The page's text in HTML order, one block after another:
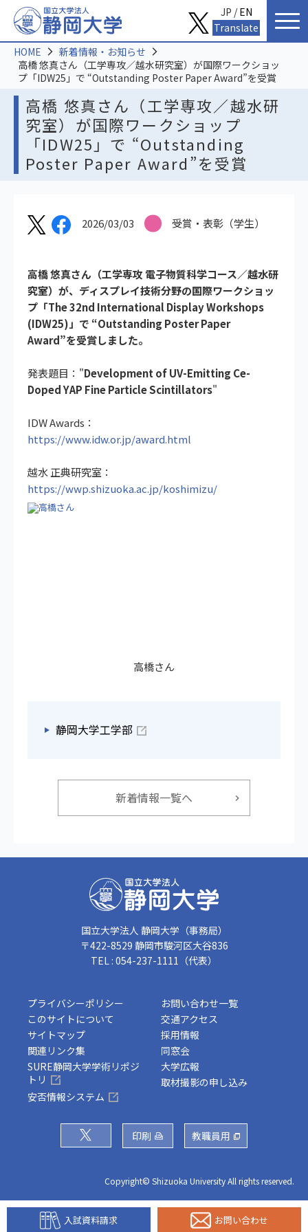
高橋 悠真さん（工学専攻／越水研
究室）が国際ワークショップ
「IDW25」で “Outstanding
Poster Paper Award”を受賞
HOME
新着情報・お知らせ
高橋 悠真さん（工学専攻／越水研究室）が国際ワークショッ
プ「IDW25」で “Outstanding Poster Paper Award”を受賞
2026/03/03 受賞・表彰（学生）
高橋 悠真さん（工学専攻 電子物質科学コース／越水研
究室）が、ディスプレイ技術分野の国際ワークショッ
プ「The 32nd International Display Workshops
(IDW25)」で “Outstanding Poster Paper
Award”を受賞しました。
発表題目："Development of UV-Emitting Ce-
Doped YAP Fine Particle Scintillators"
IDW Awards：
https://www.idw.or.jp/award.html
越水 正典研究室：
https://wwp.shizuoka.ac.jp/koshimizu/
高橋さん
静岡大学工学部
新着情報一覧へ
国立大学法人 静岡大学（事務局）
〒422-8529 静岡市駿河区大谷836
TEL : 054-237-1111（代表）
プライバシーポリシー
このサイトについて
サイトマップ
関連リンク集
お問い合わせ一覧
交通アクセス
採用情報
同窓会
SURE静岡大学学術リポジ
トリ
安否情報システム
大学広報
取材撮影の申し込み
印刷 教職員用
Copyright© Shizuoka University All rights reserved.
JP /EN
Translate
入試資料請求 お問い合わせ